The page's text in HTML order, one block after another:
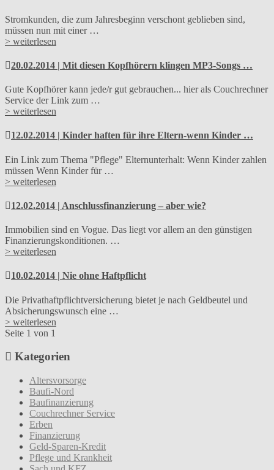
Stromkunden, die zum Jahresbeginn verschont geblieben sind,
müssen nun mit einer …
> weiterlesen
20.02.2014 | Mit diesen Kopfhörern klingen MP3-Songs …
Gute Kopfhörer kann jede/r gut gebrauchen... hier als Couchrechner
Service der Link zum …
> weiterlesen
12.02.2014 | Kinder haften für ihre Eltern-wenn Kinder …
Ein Link zum Thema "Pflege" Elternunterhalt: Wenn Kinder zahlen
müssen Wenn Kinder für …
> weiterlesen
12.02.2014 | Anschlussfinanzierung – aber wie?
Immobilien sind en Vogue. Das liegt vor allem an den günstigen
Finanzierungskonditionen. …
> weiterlesen
10.02.2014 | Nie ohne Haftpflicht
Die Privathaftpflichtversicherung bietet je nach Geldbeutel und
Absicherungswunsch eine …
> weiterlesen
Seite 1 von 1
Kategorien
Altersvorsorge
Baufi-Nord
Baufinanzierung
Couchrechner Service
Erben
Finanzierung
Geld-Sparen-Kredit
Pflege und Krankheit